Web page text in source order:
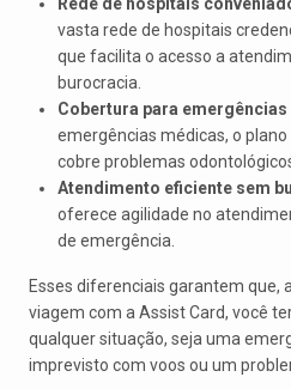
vasta rede de hospitais
que facilita o acesso a
burocracia.
Cobertura para
emergências médicas, o
cobre problemas
Atendimento eficiente sem
oferece agilidade no
de emergência.
Esses diferenciais garantem que,
viagem com a Assist Card, você
qualquer situação, seja uma
imprevisto com voos ou um